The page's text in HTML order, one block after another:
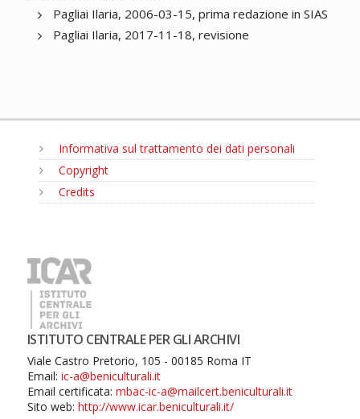
Pagliai Ilaria, 2006-03-15, prima redazione in SIAS
Pagliai Ilaria, 2017-11-18, revisione
Informativa sul trattamento dei dati personali
Copyright
Credits
ISTITUTO CENTRALE PER GLI ARCHIVI
Viale Castro Pretorio, 105 - 00185 Roma IT
Email: ic-a@beniculturali.it
Email certificata: mbac-ic-a@mailcert.beniculturali.it
Sito web: http://www.icar.beniculturali.it/